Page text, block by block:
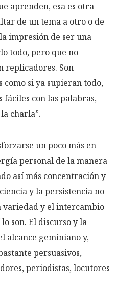
aprenden, esa es otra
de un tema a otro o de
impresión de ser una
todo, pero que no
replicadores. Son
si ya supieran todo,
fáciles con las palabras,
charla”.
un poco más en
personal de la manera
así más concentración y
y la persistencia no
variedad y el intercambio
son. El discurso y la
alcance geminiano y,
persuasivos,
periodistas, locutores